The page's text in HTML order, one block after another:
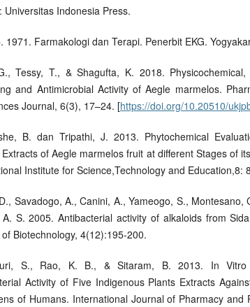
Universitas Indonesia Press.
1971. Farmakologi dan Terapi. Penerbit EKG.
Tessy, T., & Shagufta, K. 2018. Physicochemical,
and Antimicrobial Activity of Aegle marmelos.
Journal, 6(3), 17–24. [https://doi.org/10.20510/
B. dan Tripathi, J. 2013. Phytochemical
of Aegle marmelos fruit at different Stages of
Institute for Science,Technology and Education,8:
Savadogo, A., Canini, A., Yameogo, S., Montesano,
S. 2005. Antibacterial activity of alkaloids from
Biotechnology, 4(12):195-200.
S., Rao, K. B., & Sitaram, B. 2013. In Vitro
Activity of Five Indigenous Plants Extracts
of Humans. International Journal of Pharmacy and